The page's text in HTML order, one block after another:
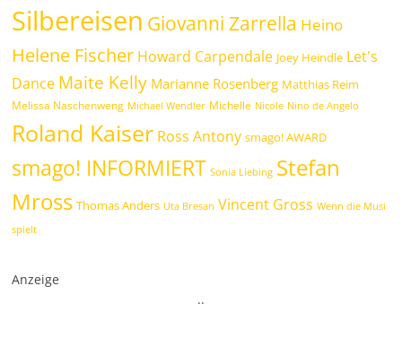
Silbereisen Giovanni Zarrella Heino
Helene Fischer Howard Carpendale Joey Heindle Let's
Dance Maite Kelly Marianne Rosenberg Matthias Reim
Melissa Naschenweng Michael Wendler Michelle Nicole Nino de Angelo
Roland Kaiser Ross Antony smago! AWARD
smago! INFORMIERT Sonia Liebing Stefan
Mross Thomas Anders Uta Bresan Vincent Gross Wenn die Musi
spielt
Anzeige
..